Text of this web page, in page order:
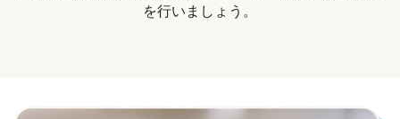
を行いましょう。